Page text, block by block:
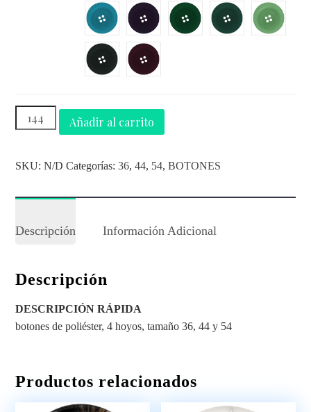
Añadir al carrito
SKU:N/D Categorías:36,44, 54,BOTONES
Descripción Información Adicional
Descripción
DESCRIPCIÓN RÁPIDA
botones de poliéster, 4 hoyos, tamaño 36, 44 y 54
Productos relacionados